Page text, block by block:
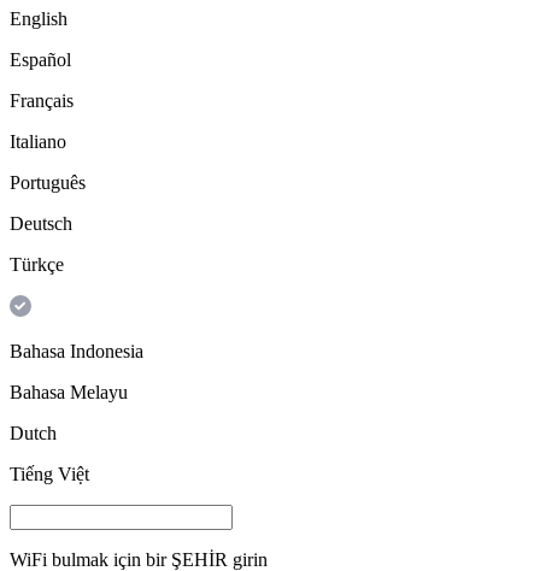
English
Español
Français
Italiano
Português
Deutsch
Türkçe
Bahasa Indonesia
Bahasa Melayu
Dutch
Tiếng Việt
WiFi bulmak için bir ŞEHİR girin